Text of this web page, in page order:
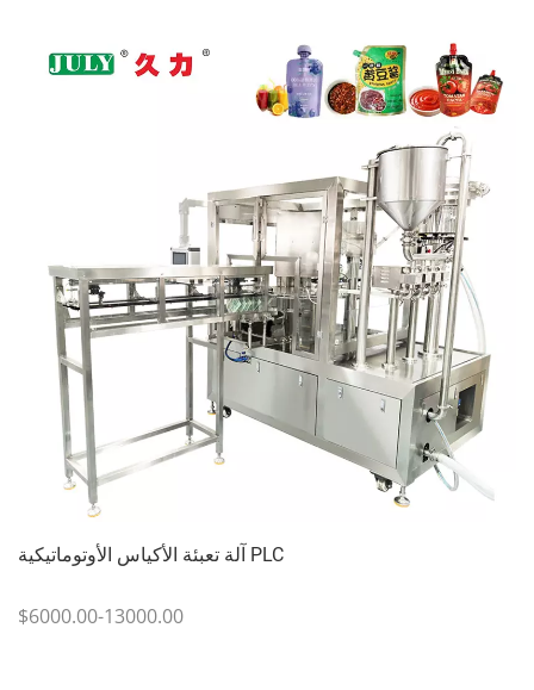
آلة تعبئة الأكياس الأوتوماتيكية PLC
$6000.00-13000.00